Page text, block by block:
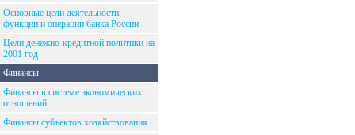
Основные цели деятельности,
функции и операции банка России
Цели денежно-кредитной политики на
2001 год
Финансы
Финансы в системе экономических
отношений
Финансы субъектов хозяйствования